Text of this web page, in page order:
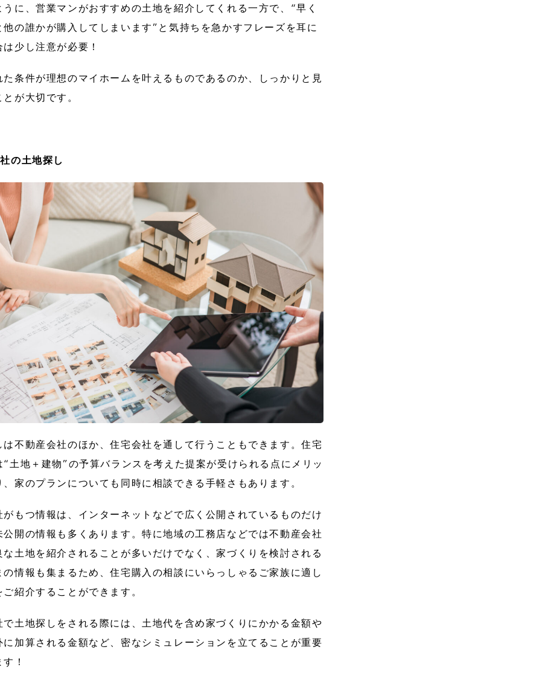
うに、営業マンがおすすめの土地を紹介してくれる一方で、“早く
他の誰かが購入してしまいます”と気持ちを急かすフレーズを耳に
は少し注意が必要！
た条件が理想のマイホームを叶えるものであるのか、しっかりと見
が大切です。
の土地探し
は不動産会社のほか、住宅会社を通して行うこともできます。住宅
“土地＋建物”の予算バランスを考えた提案が受けられる点にメリッ
、家のプランについても同時に相談できる手軽さもあります。
がもつ情報は、インターネットなどで広く公開されているものだけ
公開の情報も多くあります。特に地域の工務店などでは不動産会社
な土地を紹介されることが多いだけでなく、家づくりを検討される
の情報も集まるため、住宅購入の相談にいらっしゃるご家族に適し
紹介することができます。
で土地探しをされる際には、土地代を含め家づくりにかかる金額や
に加算される金額など、密なシミュレーションを立てることが重要
！